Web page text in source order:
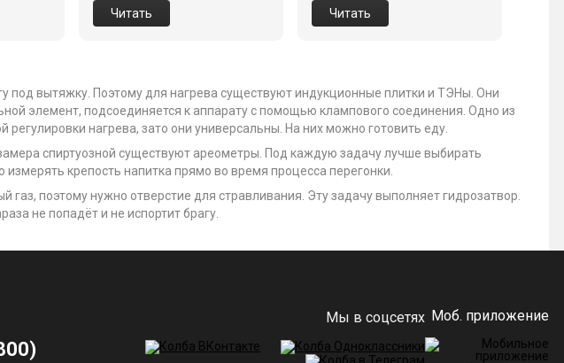
Читать Читать
под вытяжку. Поэтому для нагрева существуют индукционные плитки и ТЭНы. Они
элемент, подсоединяется к аппарату с помощью клампового соединения. Одно из
нагрева, зато они универсальны. На них можно готовить еду.
спиртуозной существуют ареометры. Под каждую задачу лучше выбирать
крепость напитка прямо во время процесса перегонки.
газ, поэтому нужно отверстие для стравливания. Эту задачу выполняет гидрозатвор.
не попадёт и не испортит брагу.
Мы в соцсетях Моб. приложение